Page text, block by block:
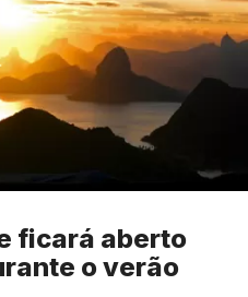
ficará aberto
o verão